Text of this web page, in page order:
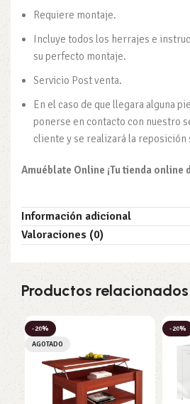
Requiere montaje.
Incluye todos los herrajes e
su perfecto montaje.
Servicio Post venta.
En el caso de que llegara alguna
ponerse en contacto con nuestro
cliente y se realizará la reposición
Amuéblate Online ¡Tu tienda online
Información adicional
Valoraciones (0)
Productos relacionados
-20%
AGOTADO
-20%